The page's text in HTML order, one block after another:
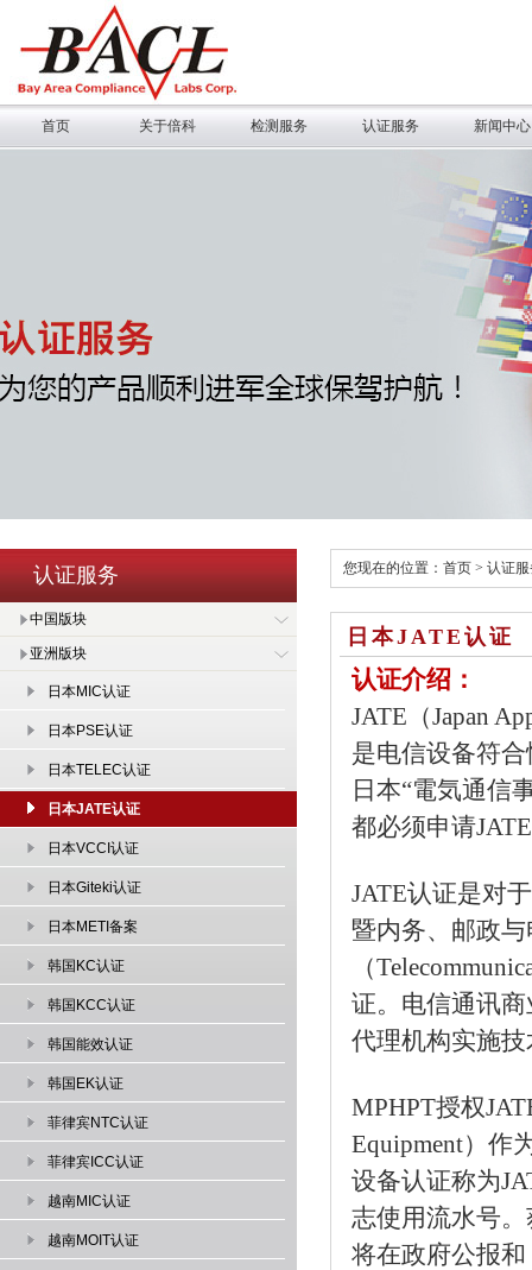
首页 关于倍科 检测服务 认证服务 新闻中心
认证服务
中国版块
亚洲版块
日本MIC认证
日本PSE认证
日本TELEC认证
日本JATE认证
日本VCCI认证
日本Giteki认证
日本METI备案
韩国KC认证
韩国KCC认证
韩国能效认证
韩国EK认证
菲律宾NTC认证
菲律宾ICC认证
越南MIC认证
越南MOIT认证
您现在的位置： 首页 > 认证
日本JATE认证
认证介绍：
JATE（Japan
是电信设备符
日本“電気通信
都必须申请
JATE认证是对
暨内务、邮政
（
证。电信通讯
代理机构实施
MPHPT授权
Equipment）作
设备认证称为
志使用流水号
将在政府公报